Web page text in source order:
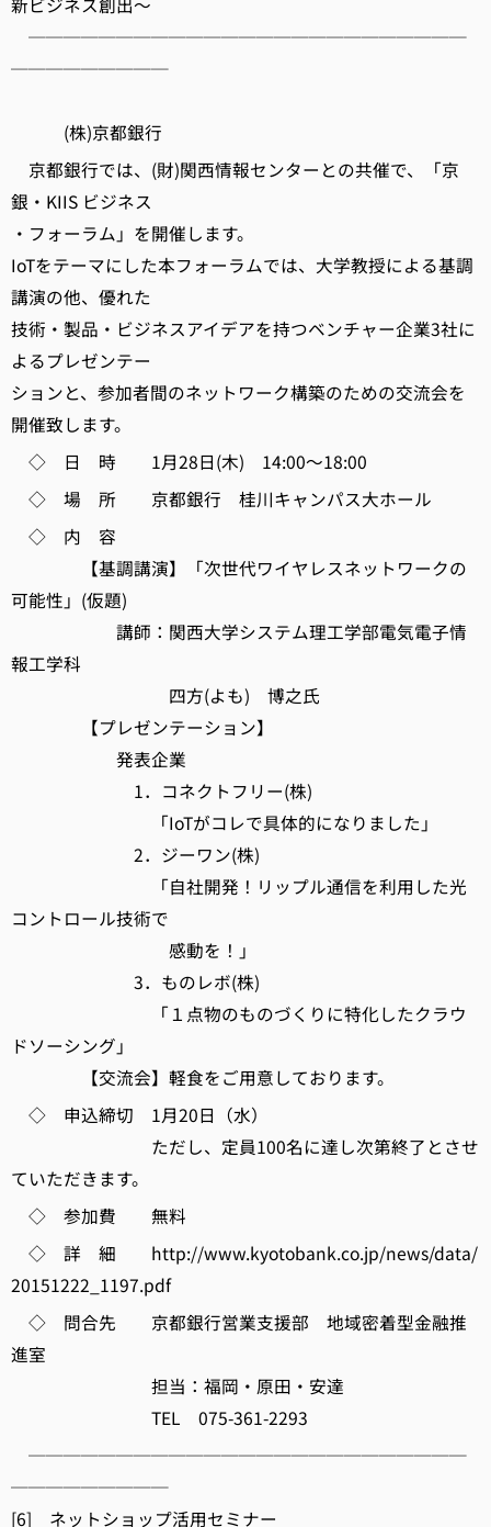
─────────────────────────
─────────
(株)京都銀行
京都銀行では、(財)関西情報センターとの共催で、「京
銀・KIIS ビジネス
・フォーラム」を開催します。
IoTをテーマにした本フォーラムでは、大学教授による基調
講演の他、優れた
技術・製品・ビジネスアイデアを持つベンチャー企業3社に
よるプレゼンテー
ションと、参加者間のネットワーク構築のための交流会を
開催致します。
◇ 日 時 1月28日(木) 14:00～18:00
◇ 場 所 京都銀行 桂川キャンパス大ホール
◇ 内 容
【基調講演】「次世代ワイヤレスネットワークの
可能性」(仮題)
講師：関西大学システム理工学部電気電子情
報工学科
四方(よも) 博之氏
【プレゼンテーション】
発表企業
1．コネクトフリー(株)
「IoTがコレで具体的になりました」
2．ジーワン(株)
「自社開発！リップル通信を利用した光
コントロール技術で
感動を！」
3．ものレボ(株)
「１点物のものづくりに特化したクラウ
ドソーシング」
【交流会】軽食をご用意しております。
◇ 申込締切 1月20日（水）
ただし、定員100名に達し次第終了とさせ
ていただきます。
◇ 参加費 無料
◇ 詳 細 http://www.kyotobank.co.jp/news/data/
20151222_1197.pdf
◇ 問合先 京都銀行営業支援部 地域密着型金融推
進室
担当：福岡・原田・安達
TEL 075-361-2293
─────────────────────────
─────────
[6] ネットショップ活用セミナー